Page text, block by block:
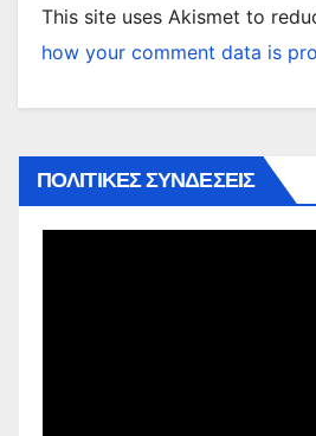
This site uses Akismet to
how your comment data is
ΠΟΛΙΤΙΚΕΣ ΣΥΝΔΕΣΕΙΣ